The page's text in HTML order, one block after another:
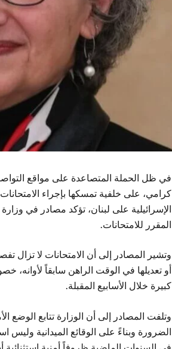
في ظل الحملة المتصاعدة على مواقع التواصل
كرامي، على خلفية تمسكها بإجراء
الإسرائيلية على لبنان، تؤكد مصادر في
المقرر للامتحانات.
وتشير المصادر إلى أن الامتحانات لا تزال
أو تعديلها في الوقت الراهن سابقاً لأوانه،
كبيرة خلال الأسابيع المقبلة.
وتلفت المصادر إلى أن الوزارة تتابع
الضرورة وبناءً على الوقائع الميدانية